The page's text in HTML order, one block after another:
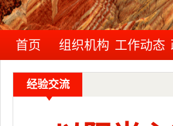
首页 组织机构 工作动态
经验交流